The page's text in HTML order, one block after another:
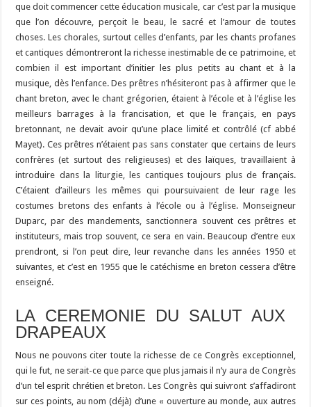
que doit commencer cette éducation musicale, car c’est par la musique
que l’on découvre, perçoit le beau, le sacré et l’amour de toutes
choses. Les chorales, surtout celles d’enfants, par les chants profanes
et cantiques démontreront la richesse inestimable de ce patrimoine, et
combien il est important d’initier les plus petits au chant et à la
musique, dès l’enfance. Des prêtres n’hésiteront pas à affirmer que le
chant breton, avec le chant grégorien, étaient à l’école et à l’église les
meilleurs barrages à la francisation, et que le français, en pays
bretonnant, ne devait avoir qu’une place limité et contrôlé (cf abbé
Mayet). Ces prêtres n’étaient pas sans constater que certains de leurs
confrères (et surtout des religieuses) et des laïques, travaillaient à
introduire dans la liturgie, les cantiques toujours plus de français.
C’étaient d’ailleurs les mêmes qui poursuivaient de leur rage les
costumes bretons des enfants à l’école ou à l’église. Monseigneur
Duparc, par des mandements, sanctionnera souvent ces prêtres et
instituteurs, mais trop souvent, ce sera en vain. Beaucoup d’entre eux
prendront, si l’on peut dire, leur revanche dans les années 1950 et
suivantes, et c’est en 1955 que le catéchisme en breton cessera d’être
enseigné.
LA CEREMONIE DU SALUT AUX
DRAPEAUX
Nous ne pouvons citer toute la richesse de ce Congrès exceptionnel,
qui le fut, ne serait-ce que parce que plus jamais il n’y aura de Congrès
d’un tel esprit chrétien et breton. Les Congrès qui suivront s’affadiront
sur ces points, au nom (déjà) d’une « ouverture au monde, aux autres